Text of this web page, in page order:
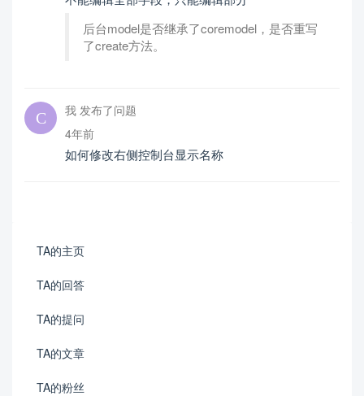
后台model是否继承了coremodel，是否重写
了create方法。
我 发布了问题
4年前
如何修改右侧控制台显示名称
TA的主页
TA的回答
TA的提问
TA的文章
TA的粉丝